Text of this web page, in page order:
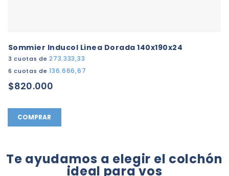
Sommier Inducol Linea Dorada 140x190x24
3 cuotas de273.333,33
6 cuotas de136.666,67
$820.000
COMPRAR
Te ayudamos a elegir el colchón
ideal para vos